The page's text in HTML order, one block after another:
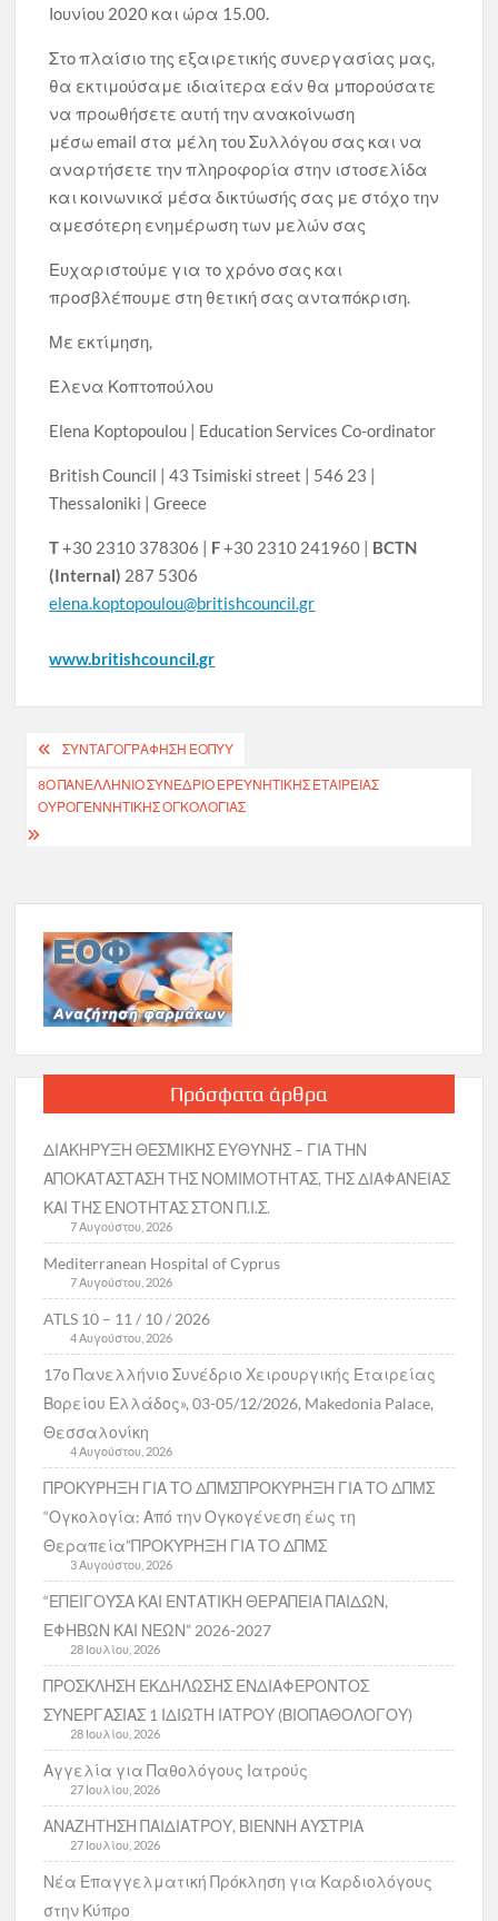
Ιουνίου 2020 και ώρα 15.00.
Στο πλαίσιο της εξαιρετικής συνεργασίας μας,
θα εκτιμούσαμε ιδιαίτερα εάν θα μπορούσατε
να προωθήσετε αυτή την ανακοίνωση
μέσω email στα μέλη του Συλλόγου σας και να
αναρτήσετε την πληροφορία στην ιστοσελίδα
και κοινωνικά μέσα δικτύωσής σας με στόχο την
αμεσότερη ενημέρωση των μελών σας
Ευχαριστούμε για το χρόνο σας και
προσβλέπουμε στη θετική σας ανταπόκριση.
Με εκτίμηση,
Έλενα Κοπτοπούλου
Elena Koptopoulou | Education Services Co-ordinator
British Council | 43 Tsimiski street | 546 23 |
Thessaloniki | Greece
T+30 2310 378306 | F+30 2310 241960 | BCTN
(Internal) 287 5306
elena.koptopoulou@britishcouncil.gr
www.britishcouncil.gr
Πλοήγηση
άρθρων
ΣΥΝΤΑΓΟΓΡΑΦΗΣΗ ΕΟΠΥΥ
8Ο ΠΑΝΕΛΛΉΝΙΟ ΣΥΝΈΔΡΙΟ ΕΡΕΥΝΗΤΙΚΉΣ ΕΤΑΙΡΕΊΑΣ
ΟΥΡΟΓΕΝΝΗΤΙΚΉΣ ΟΓΚΟΛΟΓΊΑΣ
Πρόσφατα άρθρα
ΔΙΑΚΗΡΥΞΗ ΘΕΣΜΙΚΗΣ ΕΥΘΥΝΗΣ – ΓΙΑ ΤΗΝ
ΑΠΟΚΑΤΑΣΤΑΣΗ ΤΗΣ ΝΟΜΙΜΟΤΗΤΑΣ, ΤΗΣ ΔΙΑΦΑΝΕΙΑΣ
ΚΑΙ ΤΗΣ ΕΝΟΤΗΤΑΣ ΣΤΟΝ Π.Ι.Σ.
7 Αυγούστου, 2026
Mediterranean Hospital of Cyprus
7 Αυγούστου, 2026
ATLS 10 – 11 / 10 / 2026
4 Αυγούστου, 2026
17ο Πανελλήνιο Συνέδριο Χειρουργικής Εταιρείας
Βορείου Ελλάδος», 03-05/12/2026, Makedonia Palace,
Θεσσαλονίκη
4 Αυγούστου, 2026
ΠΡΟΚΥΡΗΞΗ ΓΙΑ ΤΟ ΔΠΜΣΠΡΟΚΥΡΗΞΗ ΓΙΑ ΤΟ ΔΠΜΣ
“Ογκολογία: Από την Ογκογένεση έως τη
Θεραπεία”ΠΡΟΚΥΡΗΞΗ ΓΙΑ ΤΟ ΔΠΜΣ
3 Αυγούστου, 2026
“ΕΠΕΙΓΟΥΣΑ ΚΑΙ ΕΝΤΑΤΙΚΗ ΘΕΡΑΠΕΙΑ ΠΑΙΔΩΝ,
ΕΦΗΒΩΝ ΚΑΙ ΝΕΩΝ” 2026-2027
28 Ιουλίου, 2026
ΠΡΟΣΚΛΗΣΗ ΕΚΔΗΛΩΣΗΣ ΕΝΔΙΑΦΕΡΟΝΤΟΣ
ΣΥΝΕΡΓΑΣΙΑΣ 1 ΙΔΙΩΤΗ ΙΑΤΡΟΥ (ΒΙΟΠΑΘΟΛΟΓΟΥ)
28 Ιουλίου, 2026
Αγγελία για Παθολόγους Ιατρούς
27 Ιουλίου, 2026
ΑΝΑΖΗΤΗΣΗ ΠΑΙΔΙΑΤΡΟΥ, ΒΙΕΝΝΗ ΑΥΣΤΡΙΑ
27 Ιουλίου, 2026
Νέα Επαγγελματική Πρόκληση για Καρδιολόγους
στην Κύπρο